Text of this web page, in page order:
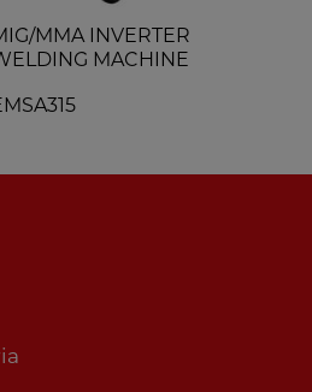
MMA INVERTER
MACHINE